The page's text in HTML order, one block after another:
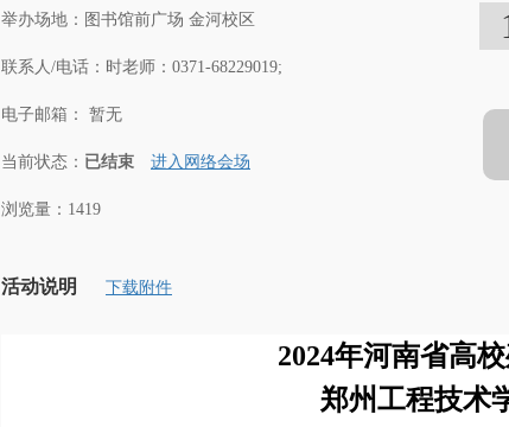
举办场地： 图书馆前广场 金河校区
联系人/电话： 时老师：0371-68229019;
电子邮箱： 暂无
当前状态： 已结束 进入网络会场
浏览量：1419
活动说明 下载附件
2024年河南省高
郑州工程技术